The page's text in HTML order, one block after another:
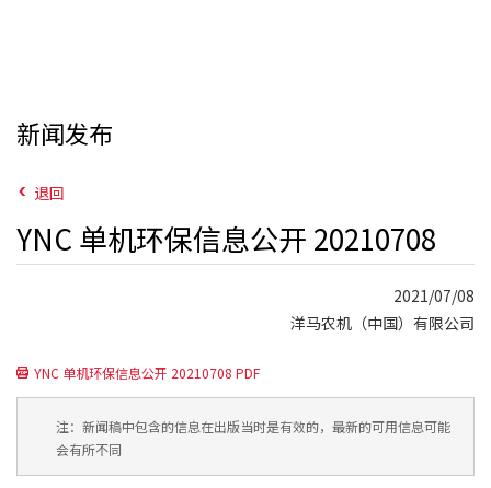
新闻发布
退回
YNC 单机环保信息公开 20210708
2021/07/08
洋马农机（中国）有限公司
YNC 单机环保信息公开 20210708 PDF
注：新闻稿中包含的信息在出版当时是有效的，最新的可用信息可能
会有所不同